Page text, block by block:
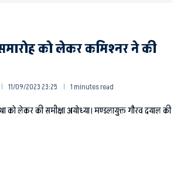
समारोह को लेकर कमिश्नर ने की
11/09/2023 23:25 1 minutes read
को लेकर की समीक्षा अयोध्या। मण्डलायुक्त गौरव दयाल की